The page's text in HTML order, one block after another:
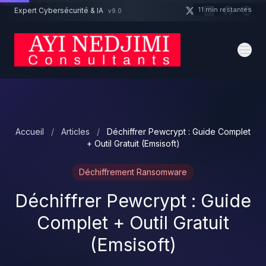
Aller au contenu principal
Expert Cybersécurité & IA v9.0
Accueil / Articles /
Déchiffrer Pewcrypt : Guide Complet
+ Outil Gratuit (Emsisoft)
Déchiffrement Ransomware
Déchiffrer Pewcrypt : Guide
Complet + Outil Gratuit
(Emsisoft)
Un projet cybersécurité ? 11 min restantes